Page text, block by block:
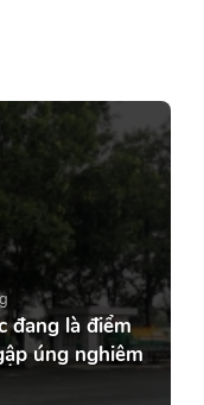
đang là điểm
úng nghiêm